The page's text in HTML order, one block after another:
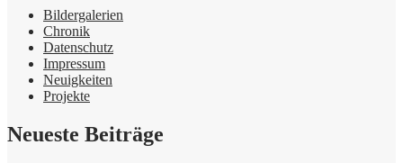
Bildergalerien
Chronik
Datenschutz
Impressum
Neuigkeiten
Projekte
Neueste Beiträge